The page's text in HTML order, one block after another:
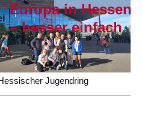
Europa in Hessen
– besser einfach
Jugendring